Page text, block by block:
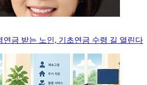
연금 받는 노인, 기초연금 수령 길 열린다